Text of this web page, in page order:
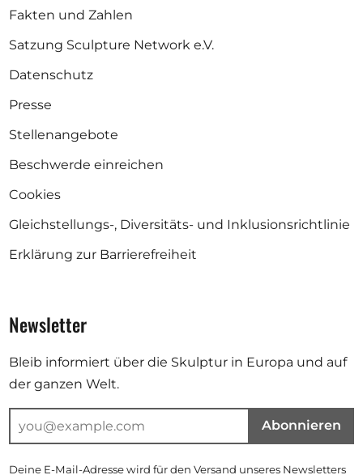
Fakten und Zahlen
Satzung Sculpture Network e.V.
Datenschutz
Presse
Stellenangebote
Beschwerde einreichen
Cookies
Gleichstellungs-, Diversitäts- und Inklusionsrichtlinie
Erklärung zur Barrierefreiheit
Newsletter
Bleib informiert über die Skulptur in Europa und auf
der ganzen Welt.
Abonnieren
Deine E-Mail-Adresse wird für den Versand unseres Newsletters